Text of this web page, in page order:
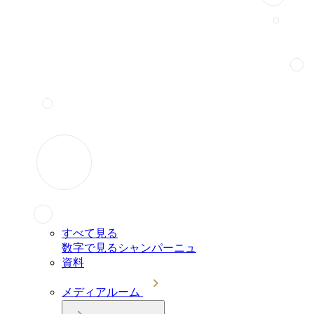
すべて見る
数字で見るシャンパーニュ
資料
メディアルーム